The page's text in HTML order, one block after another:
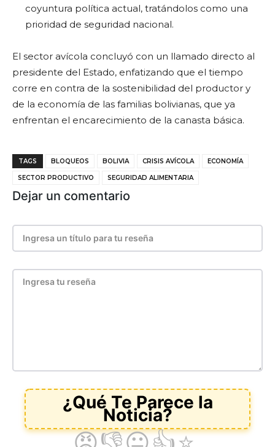
coyuntura política actual, tratándolos como una
prioridad de seguridad nacional.
El sector avícola concluyó con un llamado directo al
presidente del Estado, enfatizando que el tiempo
corre en contra de la sostenibilidad del productor y
de la economía de las familias bolivianas, que ya
enfrentan el encarecimiento de la canasta básica.
TAGS BLOQUEOS BOLIVIA CRISIS AVÍCOLA ECONOMÍA
SECTOR PRODUCTIVO SEGURIDAD ALIMENTARIA
Dejar un comentario